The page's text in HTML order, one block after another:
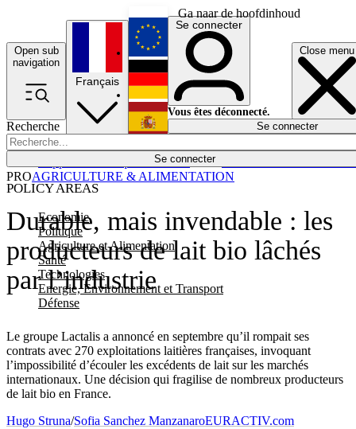
Ga naar de hoofdinhoud
Open sub
navigation
Close menu
Recherche
Se connecter
POLICY AREAS
Economie
Politique
Agriculture et Alimentation
Santé
Technologies
Energie, Environnement et Transport
Défense
Économie
Français
English
Deutsch
Español
Se connecter
Vous êtes déconnecté.
Se connecter
Durable, mais invendable : les
producteurs de lait bio lâchés
par l’industrie
Le groupe Lactalis a annoncé en septembre qu’il rompait ses
contrats avec 270 exploitations laitières françaises, invoquant
l’impossibilité d’écouler les excédents de lait sur les marchés
internationaux. Une décision qui fragilise de nombreux producteurs
de lait bio en France.
PROAGRICULTURE & ALIMENTATION
Hugo Struna/Sofia Sanchez ManzanaroEURACTIV.com